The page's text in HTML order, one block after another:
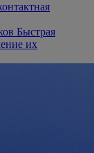
Быстрая
их